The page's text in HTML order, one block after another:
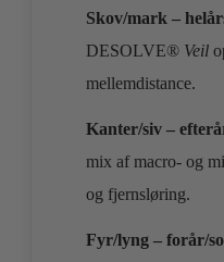
Skov/mark –
DESOLVE® Veil
mellemdistance.
Kanter/siv –
mix af macro‑ og
og fjernsløring.
Fyr/lyng – forår/